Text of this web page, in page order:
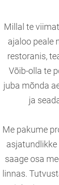
Millal te
ajaloo peale
restoranis,
Võib-olla te
juba mõnda
ja
Me pakume
saage osa
linnas.